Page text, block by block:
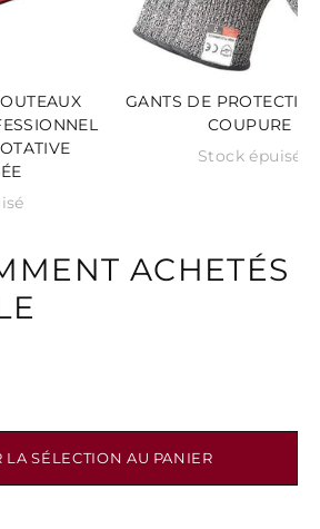
GANTS DE
COUPURE
Stock épuisé
ACHETÉS
LA SÉLECTION AU PANIER